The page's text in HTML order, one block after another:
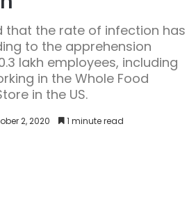
that the rate of infection has
to the apprehension
lakh employees, including
in the Whole Food
in the US.
2, 2020 1 minute read